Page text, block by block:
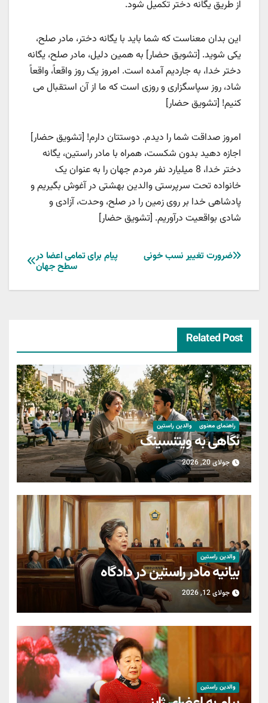
از طریق یگانه دختر تکمیل شود.
این بدان معناست که شما باید با یگانه دختر، مادر صلح،
یکی شوید. [تشویق حضار] به همین دلیل، مادر صلح، یگانه
دختر خدا، به جاردیم آمده است. امروز یک روز واقعاً، واقعاً
شاد، روز سپاسگزاری و روزی است که ما از آن استقبال می
کنیم! [تشویق حضار]
امروز صداقت شما را دیدم. دوستتان دارم! [تشویق حضار]
اجازه دهید بدون شکست، همراه با مادر راستین، یگانه
دختر خدا، 8 میلیارد نفر مردم جهان را به عنوان یک
خانواده تحت سرپرستی والدین بهشتی در آغوش بگیریم و
پادشاهی خدا بر روی زمین را در صلح، وحدت، آزادی و
شادی بواقعیت درآوریم. [تشویق حضار]
راهبری
نوشته
پیام برای تمامی اعضا در
سطح جهان
ضرورت تغییر نسب خونی
Related Post
راهنمای معنوی والدین راستین
نگاهی به ویتنسینگ
جولای 20, 2026
والدین راستین
بیانیه مادر راستین در دادگاه
جولای 12, 2026
والدین راستین